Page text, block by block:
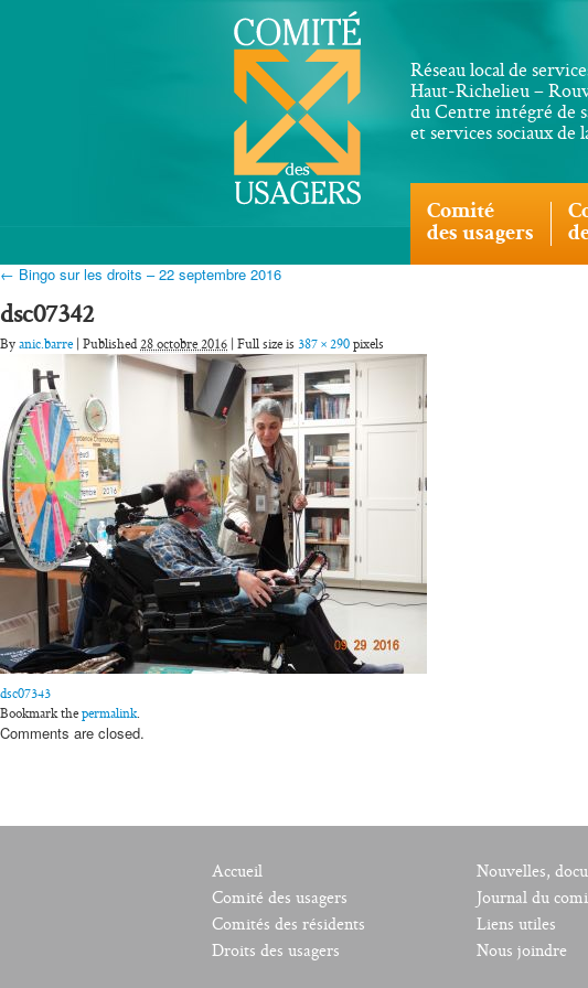
Réseau local de
Haut-Richelieu –
du Centre intégré de
et services sociaux
Comité
des usagers
← Bingo sur les droits – 22 septembre 2016
dsc07342
By anic.barre| Published28 octobre 2016 | Full size is 387 × 290 pixels
dsc07343
Bookmark the permalink.
Comments are closed.
Accueil
Comité des usagers
Comités des résidents
Droits des usagers
Nouvelles,
Journal du
Liens utiles
Nous joindre